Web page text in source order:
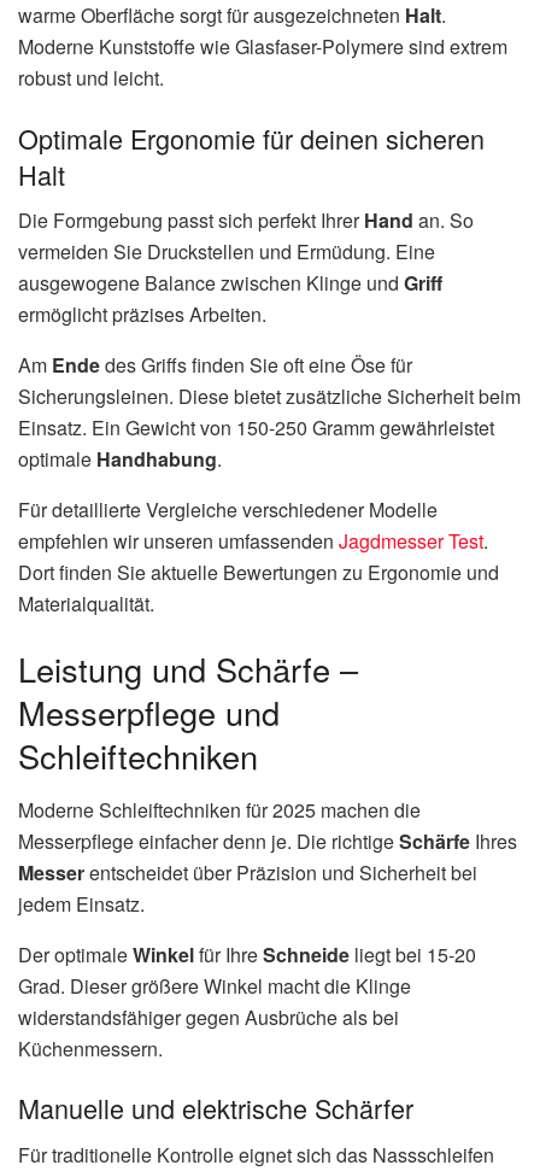
warme Oberfläche sorgt für ausgezeichneten Halt.
Moderne Kunststoffe wie Glasfaser-Polymere sind extrem
robust und leicht.
Optimale Ergonomie für deinen sicheren
Halt
Die Formgebung passt sich perfekt IhrerHand an. So
vermeiden Sie Druckstellen und Ermüdung. Eine
ausgewogene Balance zwischen Klinge und Griff
ermöglicht präzises Arbeiten.
Am Endedes Griffs finden Sie oft eine Öse für
Sicherungsleinen. Diese bietet zusätzliche Sicherheit beim
Einsatz. Ein Gewicht von 150-250 Gramm gewährleistet
optimale Handhabung.
Für detaillierte Vergleiche verschiedener Modelle
empfehlen wir unseren umfassenden Jagdmesser Test.
Dort finden Sie aktuelle Bewertungen zu Ergonomie und
Materialqualität.
Leistung und Schärfe –
Messerpflege und
Schleiftechniken
Moderne Schleiftechniken für 2025 machen die
Messerpflege einfacher denn je. Die richtigeSchärfe Ihres
Messerentscheidet über Präzision und Sicherheit bei
jedem Einsatz.
Der optimaleWinkelfür IhreSchneide liegt bei 15-20
Grad. Dieser größere Winkel macht die Klinge
widerstandsfähiger gegen Ausbrüche als bei
Küchenmessern.
Manuelle und elektrische Schärfer
Für traditionelle Kontrolle eignet sich das Nassschleifen